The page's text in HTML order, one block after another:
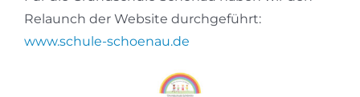
Relaunch der Website durchgeführt:
www.schule-schoenau.de